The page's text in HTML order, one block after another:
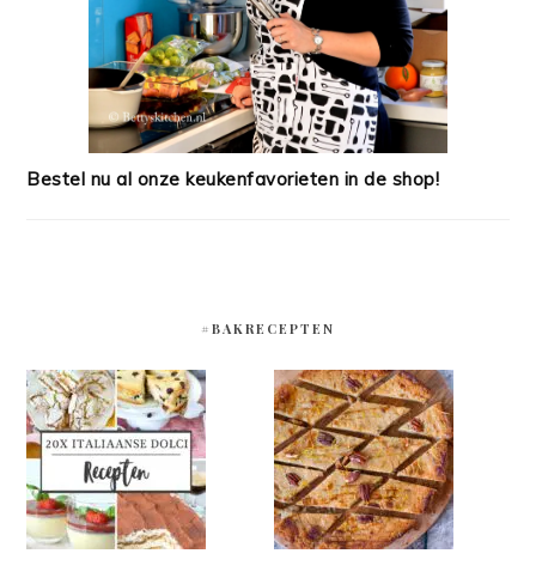
Bestel nu al onze keukenfavorieten in de shop!
#BAKRECEPTEN